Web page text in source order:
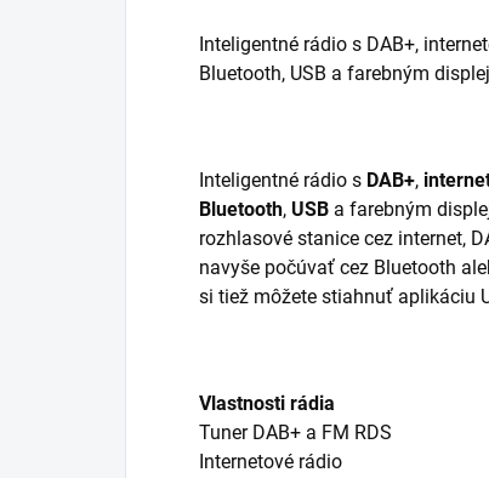
Inteligentné rádio s DAB+,
Bluetooth, USB a farebným
Inteligentné rádio s DAB+,
Bluetooth, USB a farebným
rozhlasové stanice cez internet,
navyše počúvať cez Bluetooth
si tiež môžete stiahnuť aplikáciu
Vlastnosti rádia
Tuner DAB+ a FM RDS
Internetové rádio